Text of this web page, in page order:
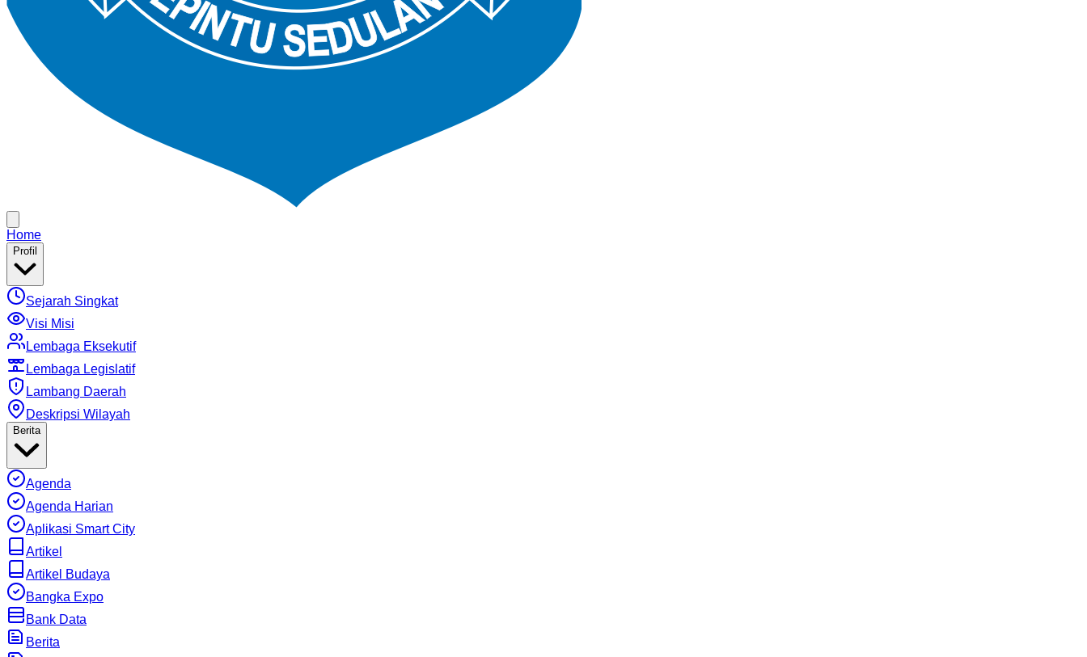
Home
Profil
Sejarah Singkat
Visi Misi
Lembaga Eksekutif
Lembaga Legislatif
Lambang Daerah
Deskripsi Wilayah
Berita
Agenda
Agenda Harian
Aplikasi Smart City
Artikel
Artikel Budaya
Bangka Expo
Bank Data
Berita